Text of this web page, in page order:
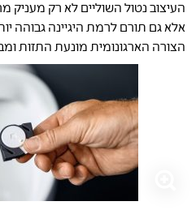
העיצוב נטול השוליים לא רק מעניק
אלא גם תורם לרמת היגיינה גבוהה
הצורה הארגונומית מונעת התזות